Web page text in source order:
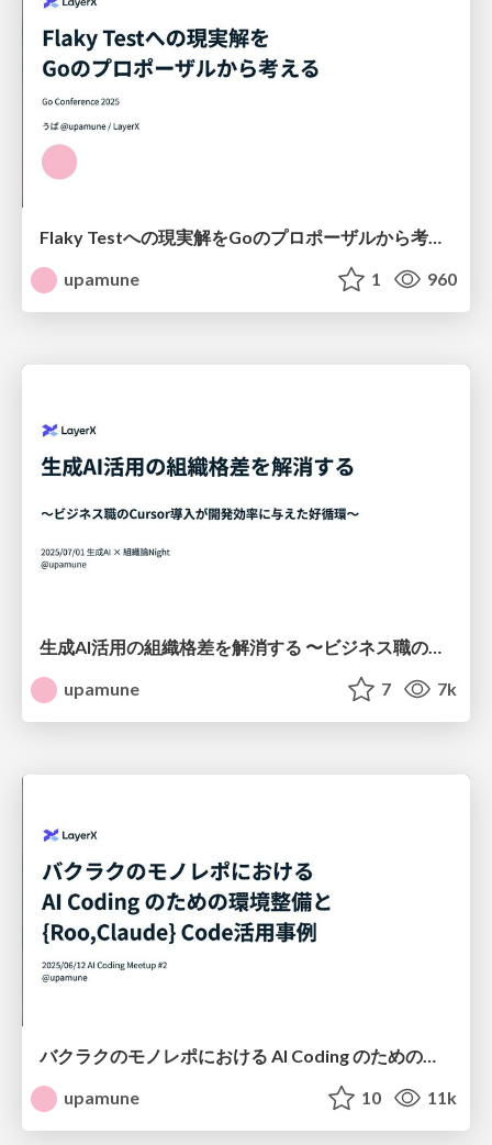
Flaky Testへの現実解をGoのプロポーザルから考える | Go Conference 2025
upamune
1 960
upamune
7 7k
バクラクのモノレポにおける AI Coding のための環境整備と {Roo,Claude} Code活用事例 / AI Coding in Bakuraku's Monorepo: Environment Setup & Case Studies with {Roo, Claude} Code
upamune
10 11k